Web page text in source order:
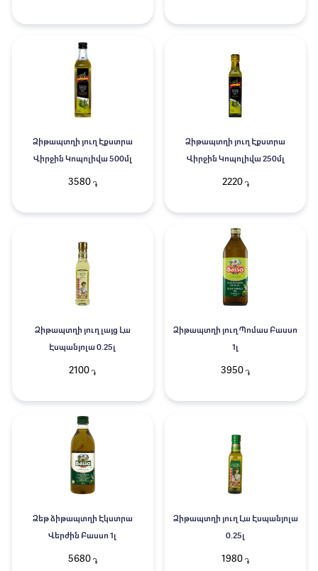
Ձիթապտղի յուղ Էքստրա
Վիրջին Կոպոլիվա 500մլ
3580֏
Ձիթապտղի յուղ Էքստրա
Վիրջին Կոպոլիվա 250մլ
2220֏
Ձիթապտղի յուղ լայց Լա
Էսպանյոլա 0.25լ
2100 ֏
Ձիթապտղի յուղ Պոմաս Բասսո
1լ
3950 ֏
Ձեթ ձիթապտղի Էկստրա
Վերժին Բասսո 1լ
5680֏
Ձիթապտղի յուղ Լա Էսպանյոլա
0.25լ
1980 ֏